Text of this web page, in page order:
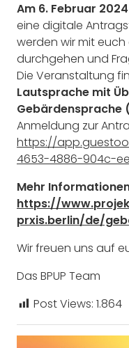
Am 6. Februar 2024
eine digitale
werden wir mit
durchgehen und
Die Veranstaltung
Lautsprache mit
Gebärdensprache
Anmeldung zur
https://
4653-4886-904c-
Mehr Informationen
https://
prxis.berlin/de/
Wir freuen uns auf
Das BPUP Team
Post Views: 1.864